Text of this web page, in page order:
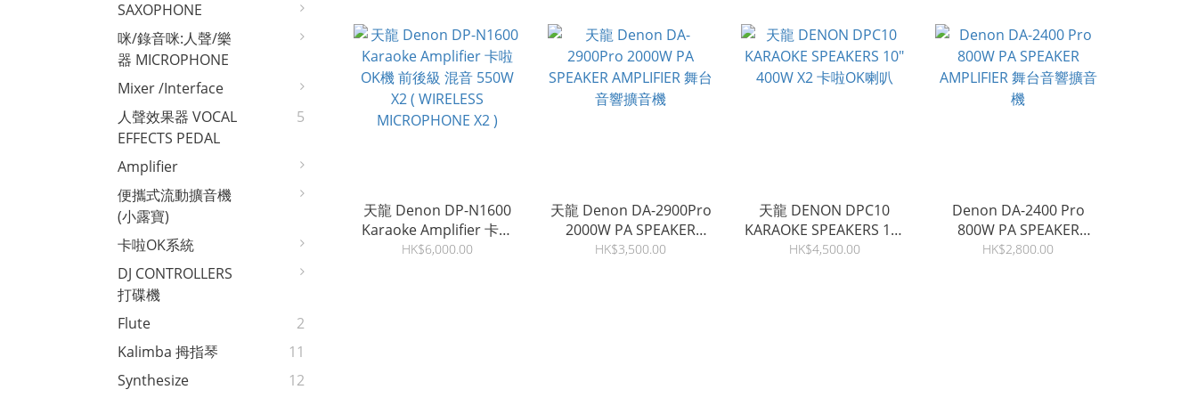
SAXOPHONE
咪/錄音咪:人聲/樂
器 MICROPHONE
Mixer /interface
人聲效果器 VOCAL
EFFECTS PEDAL
5
Amplifier
便攜式流動擴音機
(小露寶)
卡啦OK系統
DJ CONTROLLERS
打碟機
Flute
2
Kalimba 拇指琴
11
Synthesize
12
天龍 Denon DP-N1600
Karaoke Amplifier 卡啦
OK機 前後級 混音 550W
HK$6,000.00
天龍 Denon DA-2900Pro
2000W PA SPEAKER
AMPLIFIER 舞台音響擴音
HK$3,500.00
天龍 DENON DPC10
KARAOKE SPEAKERS 10"
400W X2 卡啦OK喇叭
HK$4,500.00
Denon DA-2400 Pro
800W PA SPEAKER
AMPLIFIER 舞台音響擴音
HK$2,800.00